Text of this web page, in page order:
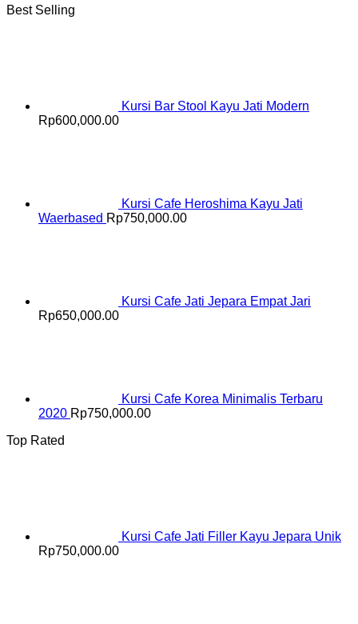
Best Selling
Kursi Bar Stool Kayu Jati Modern
Rp600,000.00
Kursi Cafe Heroshima Kayu Jati
Waerbased Rp750,000.00
Kursi Cafe Jati Jepara Empat Jari
Rp650,000.00
Kursi Cafe Korea Minimalis Terbaru
2020 Rp750,000.00
Top Rated
Kursi Cafe Jati Filler Kayu Jepara Unik
Rp750,000.00